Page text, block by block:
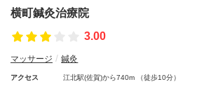
横町鍼灸治療院
3.00
マッサージ 鍼灸
アクセス 江北駅(佐賀)から740m （徒歩10分）